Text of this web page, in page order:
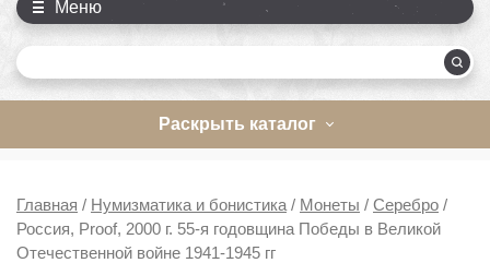
Меню
Раскрыть каталог
Главная / Нумизматика и бонистика / Монеты / Серебро /
Россия, Proof, 2000 г. 55-я годовщина Победы в Великой
Отечественной войне 1941-1945 гг